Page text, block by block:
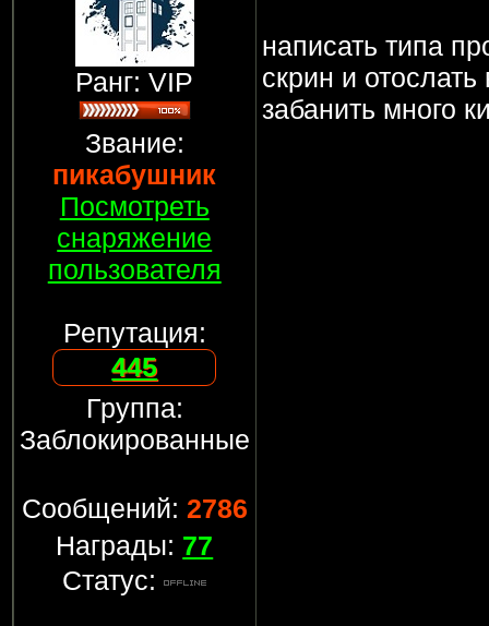
Ранг: VIP
Звание:
пикабушник
Посмотреть
снаряжение
пользователя
Репутация:
445
Группа:
Заблокированные
Сообщений: 2786
Награды: 77
Статус:
написать типа
скрин и
забанить много